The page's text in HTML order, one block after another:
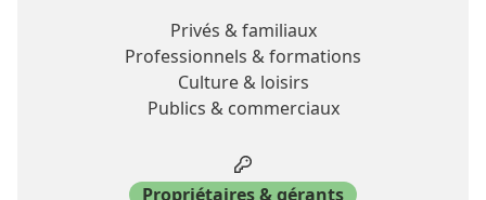
Privés & familiaux
Professionnels & formations
Culture & loisirs
Publics & commerciaux
Propriétaires & gérants